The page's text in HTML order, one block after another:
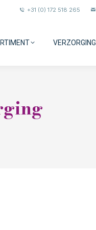
+31 (0) 172 518 265
VERZORGING